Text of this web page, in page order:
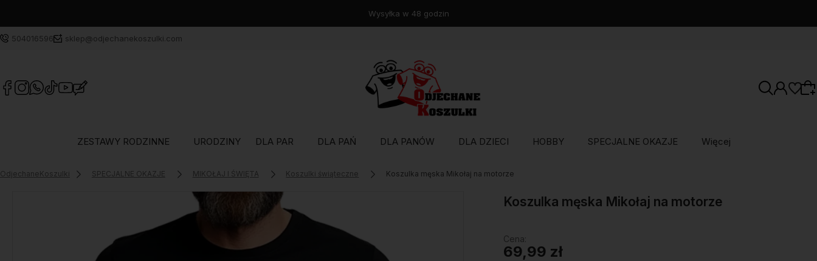
Wysyłka w 48 godzin
504016596 sklep@odjechanekoszulki.com
oferty lub zaloguj się, aby przywrócić dodane
produkty do listy z poprzedniej sesji.
ZESTAWY RODZINNE URODZINY DLA PAR DLA PAŃ DLA PANÓW DLA DZIECI HOBBY SPECJALNE OKAZJE Więcej
OdjechaneKoszulki SPECJALNE OKAZJE MIKOŁAJ I ŚWIĘTA Koszulki świąteczne Koszulka męska Mikołaj na motorze
Koszulka męska Mikołaj na motorze
Cena:
69,99 zł